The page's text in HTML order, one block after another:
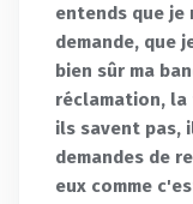
entends que je
demande, que
bien sûr ma
réclamation,
ils savent pas,
demandes de
eux comme